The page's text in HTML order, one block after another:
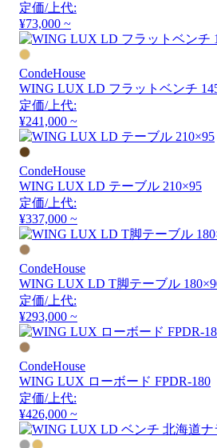
定価/上代:
¥73,000 ~
CondeHouse
WING LUX LD フラットベンチ
定価/上代:
¥241,000 ~
CondeHouse
WING LUX LD テーブル 210×95
定価/上代:
¥337,000 ~
CondeHouse
WING LUX LD T脚テーブル
定価/上代:
¥293,000 ~
CondeHouse
WING LUX ローボード FPDR-180
定価/上代:
¥426,000 ~